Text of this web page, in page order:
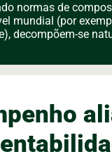
normas de
mundial (por
decompõem-se